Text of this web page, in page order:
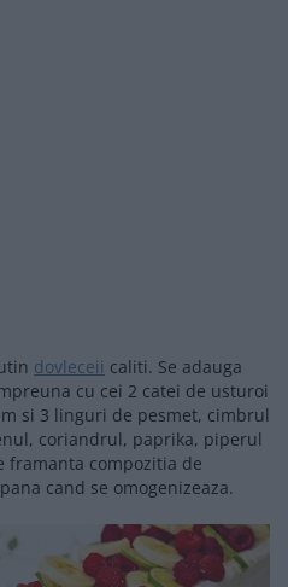
dovleceii caliti. Se adauga
cu cei 2 catei de usturoi
si 3 linguri de pesmet, cimbrul
coriandrul, paprika, piperul
framanta compozitia de
cand se omogenizeaza.